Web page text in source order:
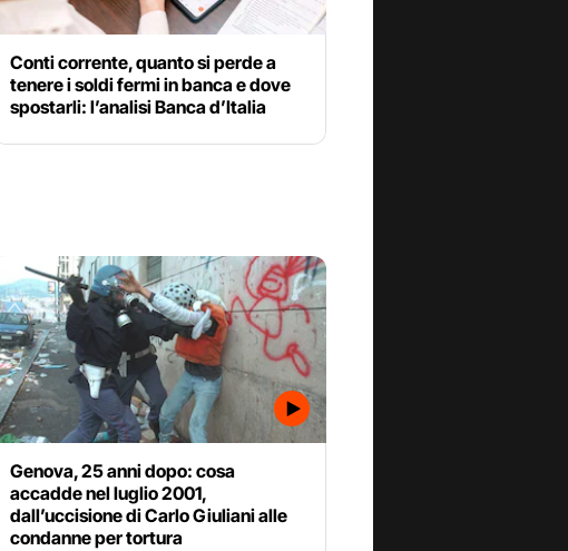
Conti corrente, quanto si perde a
tenere i soldi fermi in banca e dove
spostarli: l’analisi Banca d’Italia
Genova, 25 anni dopo: cosa
accadde nel luglio 2001,
dall’uccisione di Carlo Giuliani alle
condanne per tortura